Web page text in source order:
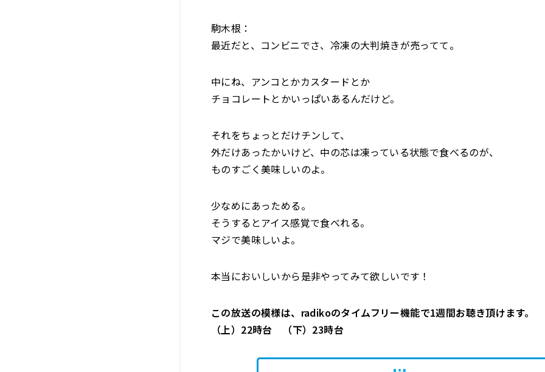
駒木根：
最近だと、コンビニでさ、冷凍の大判焼きが売ってて。
中にね、アンコとかカスタードとか
チョコレートとかいっぱいあるんだけど。
それをちょっとだけチンして、
外だけあったかいけど、中の芯は凍っている状態で食べるのが、
ものすごく美味しいのよ。
少なめにあっためる。
そうするとアイス感覚で食べれる。
マジで美味しいよ。
本当においしいから是非やってみて欲しいです！
この放送の模様は、radikoのタイムフリー機能で1週間お聴き頂けます。
（上）22時台 （下）23時台